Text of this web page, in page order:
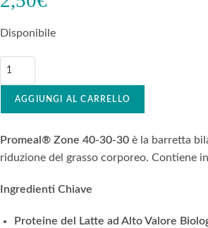
Disponibile
AGGIUNGI AL CARRELLO
Promeal® Zone 40-30-30 è la barretta
riduzione del grasso corporeo. Contiene
Ingredienti Chiave
Proteine del Latte ad Alto Valore